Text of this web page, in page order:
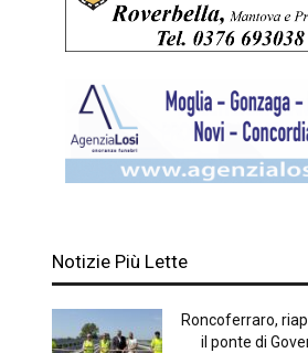
Notizie Più Lette
Roncoferraro,
il ponte di